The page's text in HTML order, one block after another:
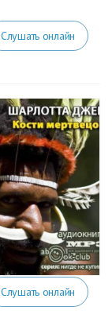
Слушать онлайн
Слушать онлайн